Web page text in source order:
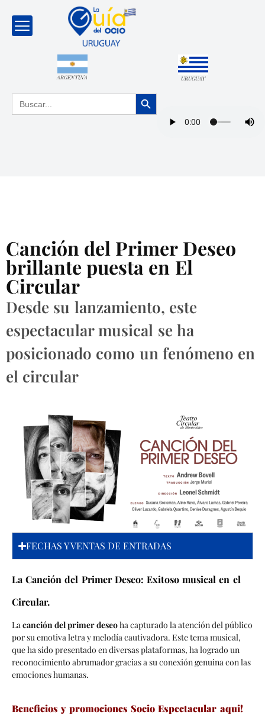
ARGENTINA URUGUAY
Buscar: Botón de búsqueda
Canción del Primer Deseo
brillante puesta en El
Circular
Desde su lanzamiento, este
espectacular musical se ha
posicionado como un fenómeno en
el circular
FECHAS Y VENTAS DE ENTRADAS
La Canción del Primer Deseo: Exitoso musical en el
Circular.
Lacanción del primer deseoha capturado la atención del público
por su emotiva letra y melodía cautivadora. Este tema musical,
que ha sido presentado en diversas plataformas, ha logrado un
reconocimiento abrumador gracias a su conexión genuina con las
emociones humanas.
Beneficios y promociones Socio Espectacular aqui!